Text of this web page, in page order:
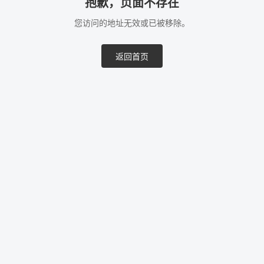
抱歉，页面不存在
您访问的地址无效或已被移除。
返回首页